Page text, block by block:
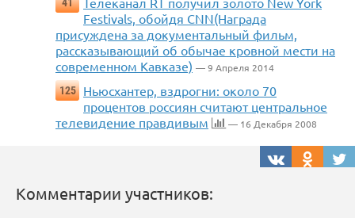
41
Festivals, обойдя CNN(Награда
присуждена за документальный фильм,
рассказывающий об обычае кровной мести на
современном Кавказе) — 9 Апреля 2014
125
Ньюсхантер, вздрогни: около 70
процентов россиян считают центральное
телевидение правдивым
— 16 Декабря 2008
Комментарии участников: